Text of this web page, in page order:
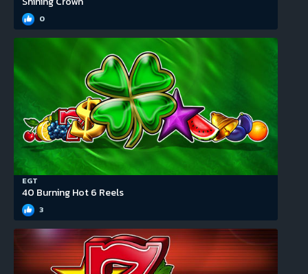
0
EGT
40 Burning Hot 6 Reels
3